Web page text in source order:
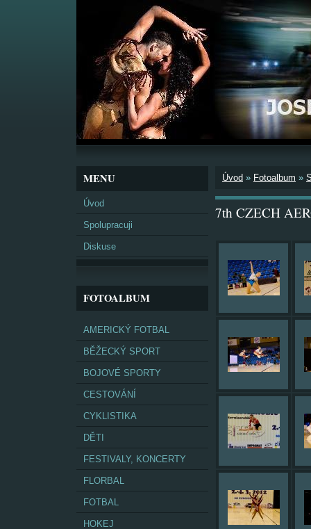
MENU
Úvod
Spolupracuji
Diskuse
FOTOALBUM
AMERICKÝ FOTBAL
BĚŽECKÝ SPORT
BOJOVÉ SPORTY
CESTOVÁNÍ
CYKLISTIKA
DĚTI
FESTIVALY, KONCERTY
FLORBAL
FOTBAL
HOKEJ
Úvod » Fotoalbum »
7th CZECH